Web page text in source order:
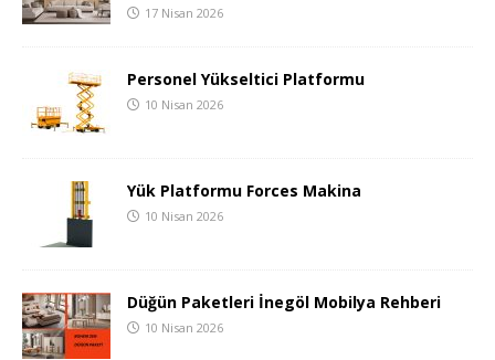
17 Nisan 2026
Personel Yükseltici Platformu
10 Nisan 2026
Yük Platformu Forces Makina
10 Nisan 2026
Düğün Paketleri İnegöl Mobilya Rehberi
10 Nisan 2026